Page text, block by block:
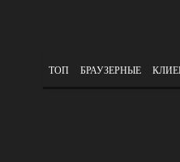
ТОП БРАУЗЕРНЫЕ